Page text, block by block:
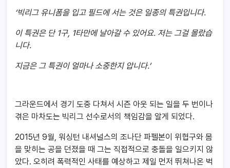
‘빅리그 유니폼을 입고 필드에 서는 것은 일종의 특권입니다.
이 특권은 단 1구, 1타만에 날아갈 수 있어요. 저는 그걸 몰랐습
니다.
지금은 그 특권이 얼마나 소중한지 압니다.’
그라운드에서 경기 도중 다쳐서 시즌 아웃 되는 일을 두 번이나
겪은 마차도는 빅리그 선수로서의 책임감을 알게 되었다.
2015년 9월, 워싱턴 내셔널스의 조나단 파펠본이 위협구와 몸
을 맞히는 공을 던졌을 때 그는 직접적으로 충돌을 일으키지 않
았다. 오히려 폭력적인 사태를 예상하고 제일 먼저 뛰쳐나온 벅